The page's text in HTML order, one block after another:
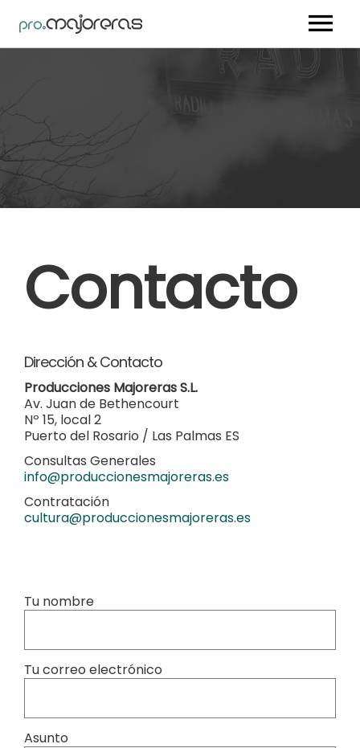
Artistas
Contacto
Youtube
Contacto
Dirección & Contacto
Producciones Majoreras S.L.
Av. Juan de Bethencourt
Nº 15, local 2
Puerto del Rosario / Las Palmas ES
Consultas Generales
info@produccionesmajoreras.es
Contratación
cultura@produccionesmajoreras.es
Tu nombre
Tu correo electrónico
Asunto